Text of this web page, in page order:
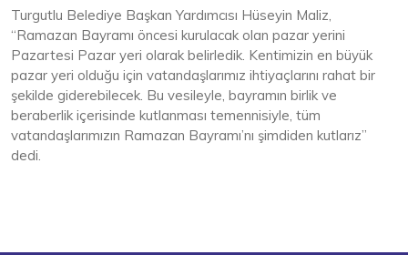
Turgutlu Belediye Başkan Yardımcısı Hüseyin Maliz,
“Ramazan Bayramı öncesi kurulacak olan pazar yerini
Pazartesi Pazar yeri olarak belirledik. Kentimizin en büyük
pazar yeri olduğu için vatandaşlarımız ihtiyaçlarını rahat bir
şekilde giderebilecek. Bu vesileyle, bayramın birlik ve
beraberlik içerisinde kutlanması temennisiyle, tüm
vatandaşlarımızın Ramazan Bayramı’nı şimdiden kutlarız”
dedi.